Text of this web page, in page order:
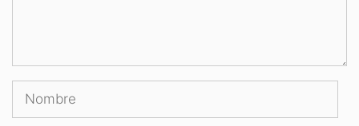
Nombre